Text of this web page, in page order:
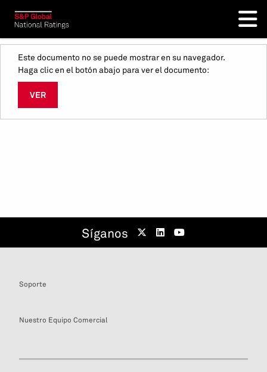
Este documento no se puede mostrar en su navegador.
Haga clic en el botón abajo para ver el documento:
VER
Síganos
Soporte
Nuestro Equipo Comercial